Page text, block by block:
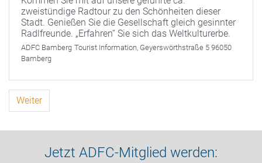
zweistündige Radtour zu den Schönheiten dieser
Stadt. Genießen Sie die Gesellschaft gleich gesinnter
Radlfreunde. „Erfahren“ Sie sich das Weltkulturerbe.
ADFC Bamberg Tourist Information, Geyerswörthstraße 5 96050
Bamberg
Weiter
Jetzt ADFC-Mitglied werden: